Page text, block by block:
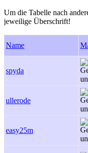
Um die Tabelle nach
jeweilige Überschrift!
Name
spyda
ullerode
easy25m